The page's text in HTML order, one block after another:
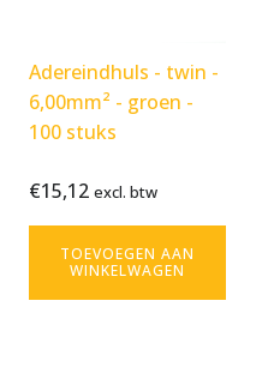
Adereindhuls - twin -
6,00mm² - groen -
100 stuks
excl.
btw
Bekijk
product
€15,12 excl. btw
TOEVOEGEN AAN
WINKELWAGEN